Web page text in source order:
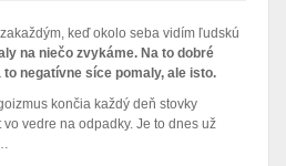
keď okolo seba vidím ľudskú
na niečo zvykáme. Na to dobré
negatívne síce pomaly, ale isto.
končia každý deň stovky
vedre na odpadky. Je to dnes už